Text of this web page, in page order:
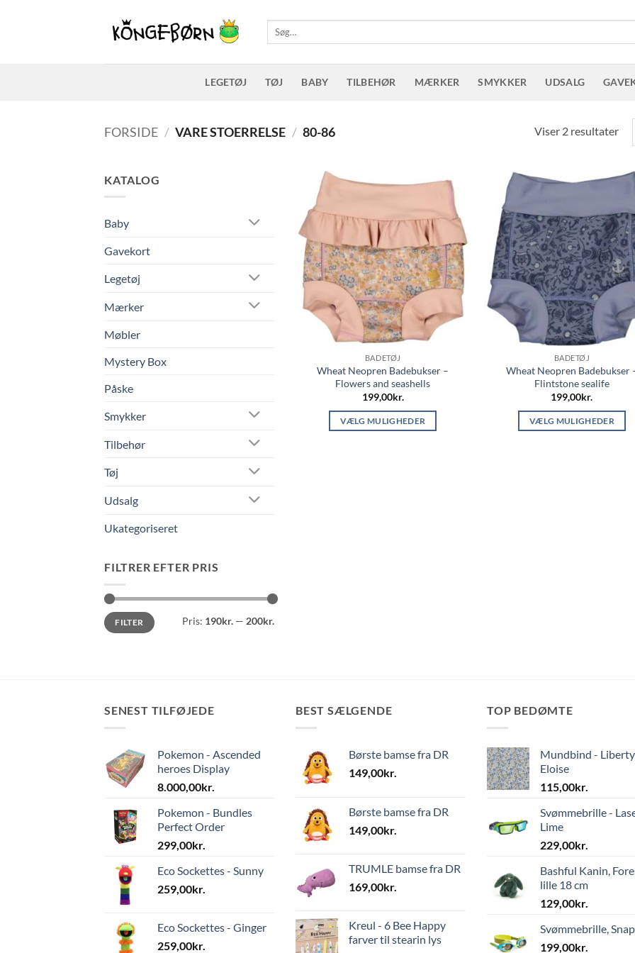
Søg
efter:
LEGETØJ TØJ BABY TILBEHØR MÆRKER SMYKKER UDSALG
FORSIDE / VARE STOERRELSE / 80-86 Viser 2 resultater
KATALOG
Baby
Gavekort
Legetøj
Mærker
Møbler
Mystery Box
Påske
Smykker
Tilbehør
Tøj
Udsalg
Ukategoriseret
FILTRER EFTER PRIS
Mindste
pris
Højeste
prisFILTER Pris: 190kr. — 200kr.
BADETØJ
Wheat Neopren Badebukser –
Flowers and seashells
199,00kr.
VÆLG MULIGHEDER
BADETØJ
Wheat Neopren Badebukser
Flintstone sealife
199,00kr.
VÆLG MULIGHEDER
SENEST TILFØJEDE
Pokemon - Ascended
heroes Display
8.000,00kr.
Pokemon - Bundles
Perfect Order
299,00kr.
Eco Sockettes - Sunny
259,00kr.
Eco Sockettes - Ginger
259,00kr.
BEST SÆLGENDE
Børste bamse fra DR
149,00kr.
Børste bamse fra DR
149,00kr.
TRUMLE bamse fra DR
169,00kr.
Kreul - 6 Bee Happy
farver til stearin lys
TOP BEDØMTE
Mundbind - Liberty
Eloise
115,00kr.
Svømmebrille -
Lime
229,00kr.
Bashful Kanin,
lille 18 cm
129,00kr.
Svømmebrille,
199,00kr.